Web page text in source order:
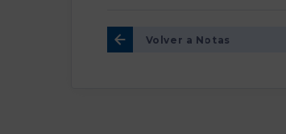
Volver a Notas